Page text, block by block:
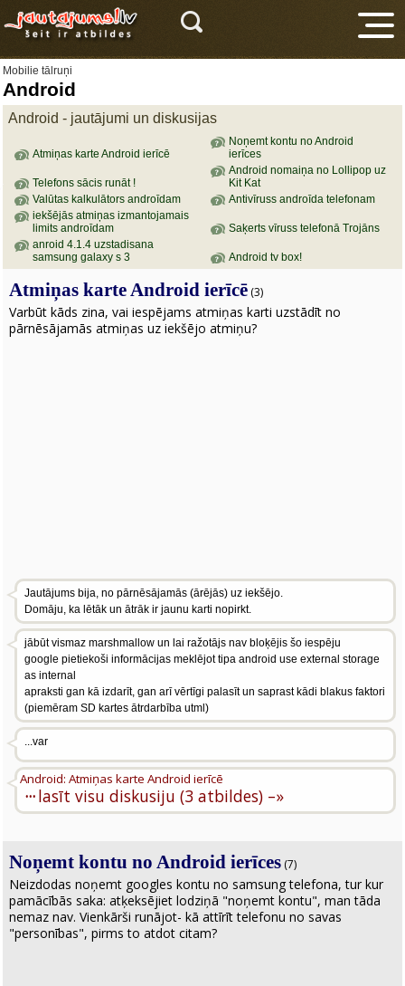
Mobilie tālruņi
Android
Android - jautājumi un diskusijas
Atmiņas karte Android ierīcē
Noņemt kontu no Android
ierīces
Telefons sācis runāt !
Android nomaiņa no Lollipop uz
Kit Kat
Valūtas kalkulātors androīdam
Antivīruss androīda telefonam
iekšējās atmiņas izmantojamais
limits androīdam
Saķerts vīruss telefonā Trojāns
anroid 4.1.4 uzstadisana
samsung galaxy s 3
Android tv box!
Atmiņas karte Android ierīcē (3)
Varbūt kāds zina, vai iespējams atmiņas karti uzstādīt no
pārnēsājamās atmiņas uz iekšējo atmiņu?
Jautājums bija, no pārnēsājamās (ārējās) uz iekšējo.
Domāju, ka lētāk un ātrāk ir jaunu karti nopirkt.
jābūt vismaz marshmallow un lai ražotājs nav bloķējis šo iespēju
google pietiekoši informācijas meklējot tipa android use external storage
as internal
apraksti gan kā izdarīt, gan arī vērtīgi palasīt un saprast kādi blakus faktori
(piemēram SD kartes ātrdarbība utml)
...var
···
Android: Atmiņas karte Android ierīcē
lasīt visu diskusiju (3 atbildes) –»
Noņemt kontu no Android ierīces (7)
Neizdodas noņemt googles kontu no samsung telefona, tur kur
pamācībās saka: atķeksējiet lodziņā "noņemt kontu", man tāda
nemaz nav. Vienkārši runājot- kā attīrīt telefonu no savas
"personības", pirms to atdot citam?